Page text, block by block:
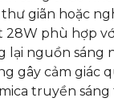
giãn hoặc
28W phù hợp
lại nguồn sáng
gây cảm giác
truyền